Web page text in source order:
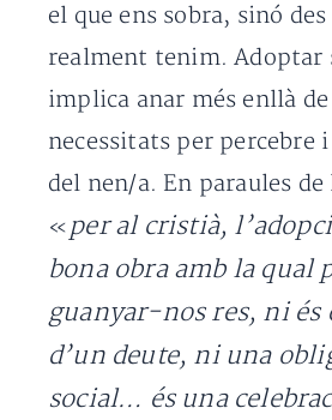
el que ens sobra, sinó
realment tenim. Adoptar
implica anar més enllà
necessitats per percebre
del nen/a. En paraules
«per al cristià,
bona obra amb la qual
guanyar-nos res, ni és
d’un deute, ni una
social… és una